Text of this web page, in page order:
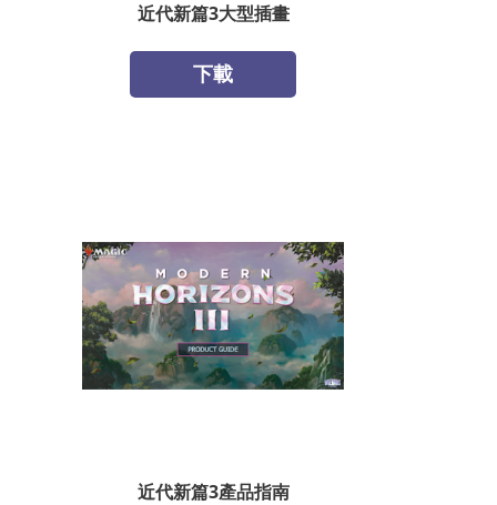
近代新篇3大型插畫
下載
近代新篇3產品指南